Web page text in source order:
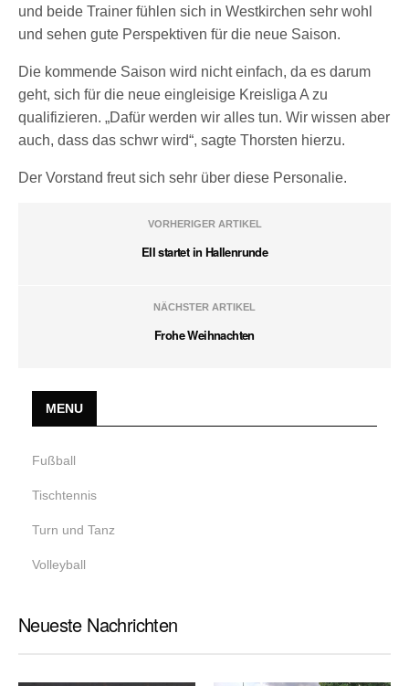
und beide Trainer fühlen sich in Westkirchen sehr wohl
und sehen gute Perspektiven für die neue Saison.
Die kommende Saison wird nicht einfach, da es darum
geht, sich für die neue eingleisige Kreisliga A zu
qualifizieren. „Dafür werden wir alles tun. Wir wissen aber
auch, dass das schwr wird“, sagte Thorsten hierzu.
Der Vorstand freut sich sehr über diese Personalie.
VORHERIGER ARTIKEL
EII startet in Hallenrunde
NÄCHSTER ARTIKEL
Frohe Weihnachten
MENU
Fußball
Tischtennis
Turn und Tanz
Volleyball
Neueste Nachrichten